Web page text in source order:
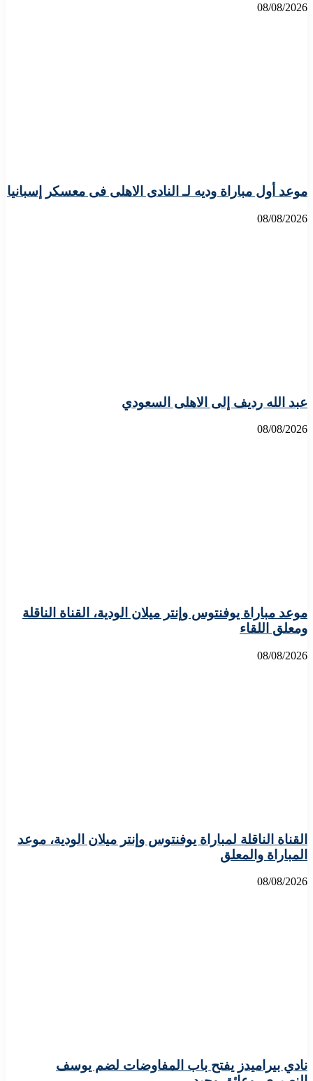
08/08/2026
موعد أول مباراة وديه لـ النادى الاهلى فى معسكر إسبانيا
08/08/2026
عبد الله رديف إلى الاهلى السعودي
08/08/2026
موعد مباراة يوفنتوس وإنتر ميلان الودية، القناة الناقلة
ومعلق اللقاء
08/08/2026
القناة الناقلة لمباراة يوفنتوس وإنتر ميلان الودية، موعد
المباراة والمعلق
08/08/2026
نادي بيراميدز يفتح باب المفاوضات لضم يوسف